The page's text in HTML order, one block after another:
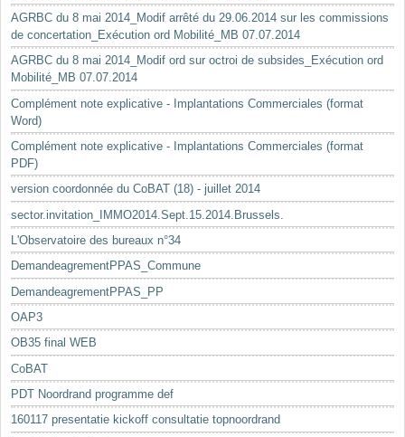
AGRBC du 8 mai 2014_Modif arrêté du 29.06.2014 sur les commissions
de concertation_Exécution ord Mobilité_MB 07.07.2014
AGRBC du 8 mai 2014_Modif ord sur octroi de subsides_Exécution ord
Mobilité_MB 07.07.2014
Complément note explicative - Implantations Commerciales (format
Word)
Complément note explicative - Implantations Commerciales (format
PDF)
version coordonnée du CoBAT (18) - juillet 2014
sector.invitation_IMMO2014.Sept.15.2014.Brussels.
L'Observatoire des bureaux n°34
DemandeagrementPPAS_Commune
DemandeagrementPPAS_PP
OAP3
OB35 final WEB
CoBAT
PDT Noordrand programme def
160117 presentatie kickoff consultatie topnoordrand